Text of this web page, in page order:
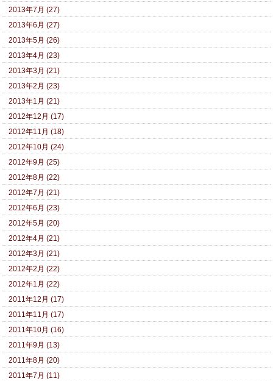
2013年7月 (27)
2013年6月 (27)
2013年5月 (26)
2013年4月 (23)
2013年3月 (21)
2013年2月 (23)
2013年1月 (21)
2012年12月 (17)
2012年11月 (18)
2012年10月 (24)
2012年9月 (25)
2012年8月 (22)
2012年7月 (21)
2012年6月 (23)
2012年5月 (20)
2012年4月 (21)
2012年3月 (21)
2012年2月 (22)
2012年1月 (22)
2011年12月 (17)
2011年11月 (17)
2011年10月 (16)
2011年9月 (13)
2011年8月 (20)
2011年7月 (11)